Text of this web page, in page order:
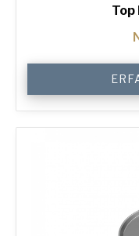
Top
Pizza
Tray
Menge